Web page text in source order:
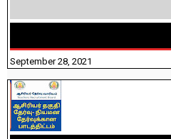
September 28, 2021